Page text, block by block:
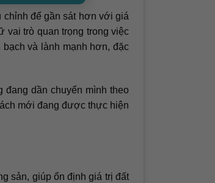
để gần sát hơn với giá
vai trò quan trọng trong việc
và lành mạnh hơn, đặc
dần chuyển mình theo
mới đang được thực hiện
sản, giúp ổn định giá trị đất